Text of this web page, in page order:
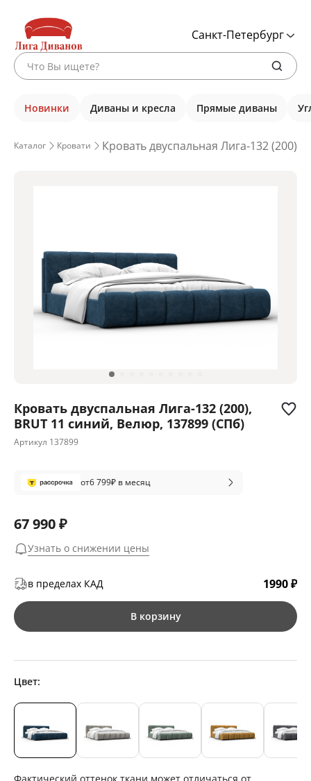
Санкт-Петербург
Новинки Диваны и кресла Прямые диваны
Каталог Кровати Кровать двуспальная Лига-132 (200),
Кровать двуспальная Лига-132 (200),
BRUT 11 синий, Велюр, 137899 (СПб)
Артикул 137899
от6 799₽ в месяц
67 990 ₽
Узнать о снижении цены
в пределах КАД 1990 ₽
В корзину
Цвет: